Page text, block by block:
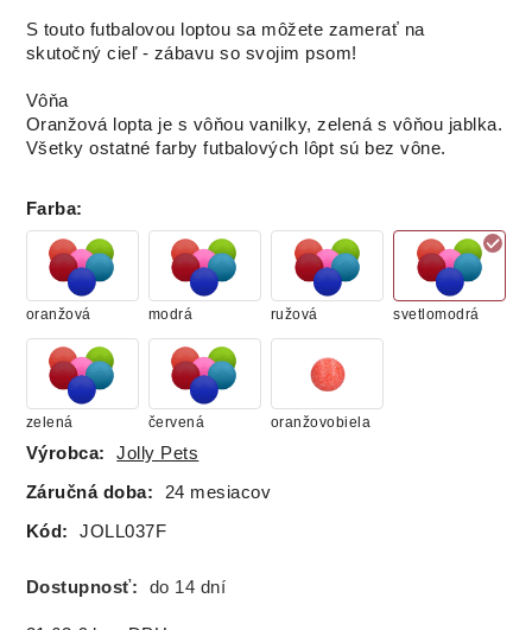
S touto futbalovou loptou sa môžete zamerať na
skutočný cieľ - zábavu so svojim psom!
Vôňa
Oranžová lopta je s vôňou vanilky, zelená s vôňou jablka.
Všetky ostatné farby futbalových lôpt sú bez vône.
Farba:
oranžová modrá ružová svetlomodrá
zelená červená oranžovobiela
Výrobca: Jolly Pets
Záručná doba: 24 mesiacov
Kód: JOLL037F
Dostupnosť: do 14 dní